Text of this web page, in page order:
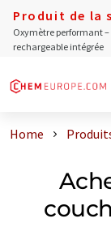
Produit de la
Oxymètre performant
rechargeable intégrée
Home